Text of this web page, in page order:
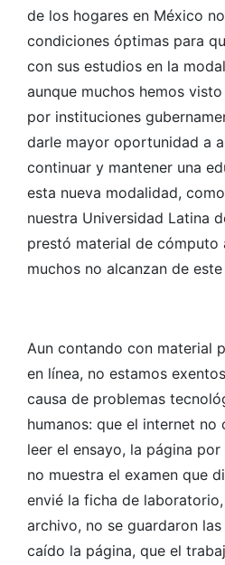
de los hogares en México
condiciones óptimas para
con sus estudios en la
aunque muchos hemos
por instituciones
darle mayor oportunidad a
continuar y mantener una
esta nueva modalidad,
nuestra Universidad Latina
prestó material de cómputo
muchos no alcanzan de
Aun contando con material
en línea, no estamos
causa de problemas
humanos: que el internet no
leer el ensayo, la página
no muestra el examen que
envié la ficha de
archivo, no se guardaron
caído la página, que el